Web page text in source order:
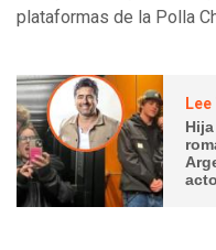
plataformas de la Polla